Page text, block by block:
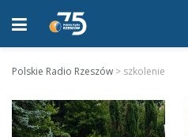
Polskie Radio Rzeszów > szkolenie